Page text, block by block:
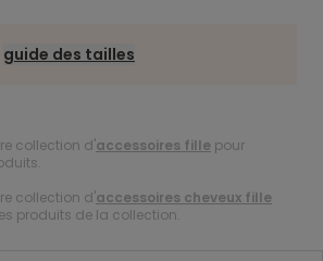
guide des tailles
collection d'accessoires fille pour
collection d'accessoires cheveux fille
produits de la collection.